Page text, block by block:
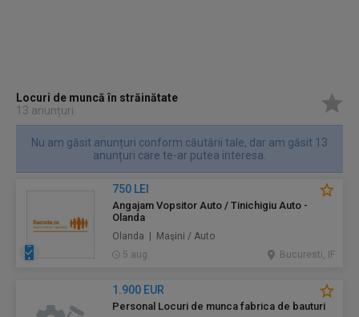
Locuri de muncă în străinătate
13 anunțuri
Nu am găsit anunțuri conform căutării tale, dar am găsit 13
anunțuri care te-ar putea interesa.
750 LEI
Angajam Vopsitor Auto / Tinichigiu Auto -
Olanda
Olanda | Maşini / Auto
5 aug.
Bucuresti, IF
1.900 EUR
Personal Locuri de munca fabrica de bauturi